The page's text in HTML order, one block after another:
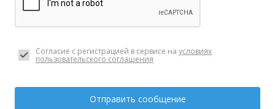
Согласие с регистрацией в сервисе на условиях
пользовательского соглашения
Отправить сообщение